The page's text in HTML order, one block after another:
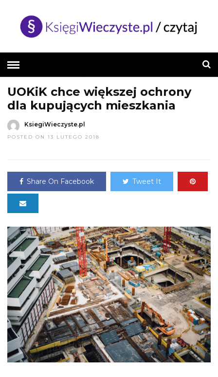
HOME»AKTUALNOŚCI
UOKiK chce większej ochrony
dla kupujących mieszkania
KsiegiWieczyste.pl
POSTED ON 13 LUTEGO 2018
Share On Facebook Tweet It